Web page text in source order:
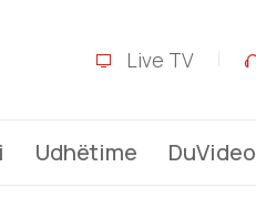
Live TV
Udhëtime DuVideo